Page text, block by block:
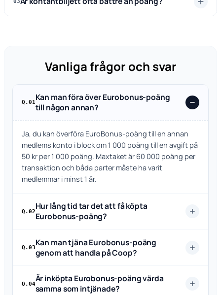
Vanliga frågor och svar
Q.01Kan man föra över Eurobonus-poäng
till någon annan?
Ja, du kan överföra EuroBonus-poäng till en annan
medlems konto i block om 1 000 poäng till en avgift på
50 kr per 1 000 poäng. Maxtaket är 60 000 poäng per
transaktion och båda parter måste ha varit
medlemmar i minst 1 år.
Q.02Hur lång tid tar det att få köpta
Eurobonus-poäng?
Q.03Kan man tjäna Eurobonus-poäng
genom att handla på Coop?
Q.04Är inköpta Eurobonus-poäng värda
samma som intjänade?